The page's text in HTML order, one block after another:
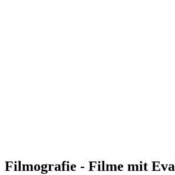
Filmografie - Filme mit